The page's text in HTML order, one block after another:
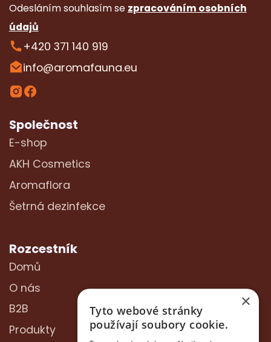
Společnost
E-shop
AKH Cosmetics
Aromaflora
Šetrná dezinfekce
Rozcestník
Domů
O nás
B2B
Produkty
Odesláním souhlasím se zpracováním osobních
údajů
+420 371 140 919
info@aromafauna.eu
×
Tyto webové stránky
používají soubory cookie.